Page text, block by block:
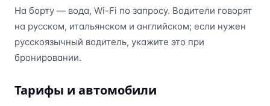
На борту — вода, Wi-Fi по запросу. Водители говорят
на русском, итальянском и английском; если нужен
русскоязычный водитель, укажите это при
бронировании.
Тарифы и автомобили